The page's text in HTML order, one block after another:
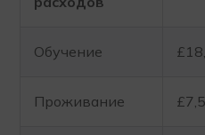
Обучение
Проживание